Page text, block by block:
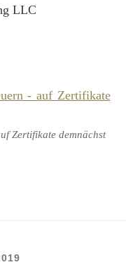
LLC
Zertifikate demnächst